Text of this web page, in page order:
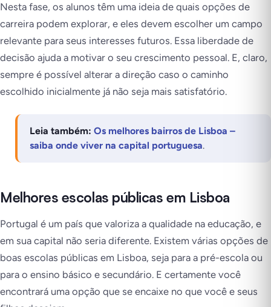
Nesta fase, os alunos têm uma ideia de quais opções de
carreira podem explorar, e eles devem escolher um campo
relevante para seus interesses futuros. Essa liberdade de
decisão ajuda a motivar o seu crescimento pessoal. E, claro,
sempre é possível alterar a direção caso o caminho
escolhido inicialmente já não seja mais satisfatório.
Leia também: Os melhores bairros de Lisboa –
saiba onde viver na capital portuguesa.
Melhores escolas públicas em Lisboa
Portugal é um país que valoriza a qualidade na educação, e
em sua capital não seria diferente. Existem várias opções de
boas escolas públicas em Lisboa, seja para a pré-escola ou
para o ensino básico e secundário. E certamente você
encontrará uma opção que se encaixe no que você e seus